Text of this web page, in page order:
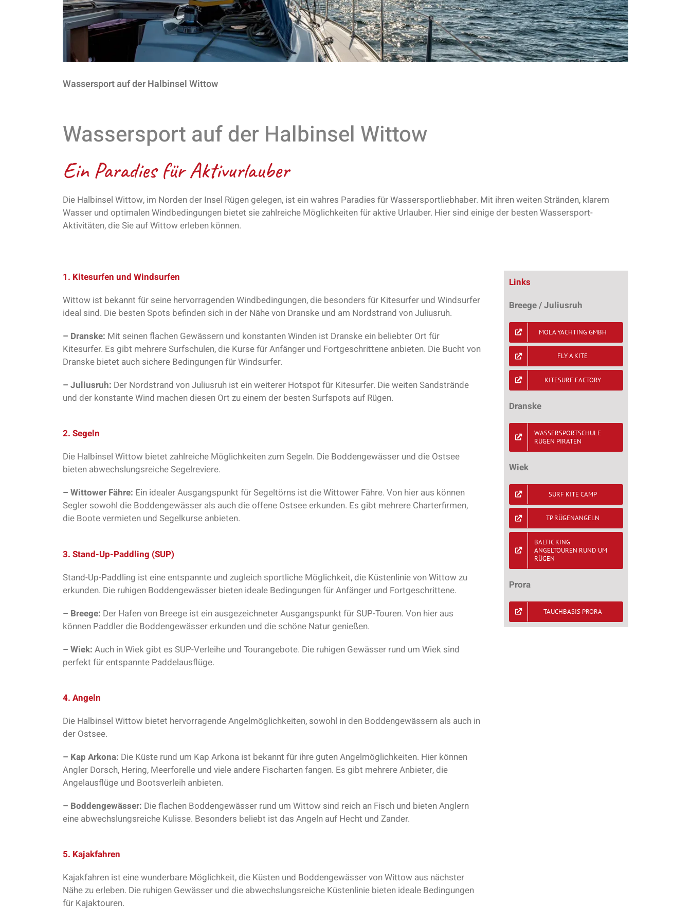
Wassersport auf der Halbinsel Wittow
Wassersport auf der Halbinsel Wittow
Ein Paradies für Aktivurlauber
Die Halbinsel Wittow, im Norden der Insel Rügen gelegen, ist ein wahres Paradies für Wassersportliebhaber. Mit ihren weiten Stränden, klarem
Wasser und optimalen Windbedingungen bietet sie zahlreiche Möglichkeiten für aktive Urlauber. Hier sind einige der besten Wassersport-
Aktivitäten, die Sie auf Wittow erleben können.
1. Kitesurfen und Windsurfen
Wittow ist bekannt für seine hervorragenden Windbedingungen, die besonders für Kitesurfer und Windsurfer
ideal sind. Die besten Spots befinden sich in der Nähe von Dranske und am Nordstrand von Juliusruh.
– Dranske: Mit seinen flachen Gewässern und konstanten Winden ist Dranske ein beliebter Ort für
Kitesurfer. Es gibt mehrere Surfschulen, die Kurse für Anfänger und Fortgeschrittene anbieten. Die Bucht von
Dranske bietet auch sichere Bedingungen für Windsurfer.
– Juliusruh: Der Nordstrand von Juliusruh ist ein weiterer Hotspot für Kitesurfer. Die weiten Sandstrände
und der konstante Wind machen diesen Ort zu einem der besten Surfspots auf Rügen.
2. Segeln
Die Halbinsel Wittow bietet zahlreiche Möglichkeiten zum Segeln. Die Boddengewässer und die Ostsee
bieten abwechslungsreiche Segelreviere.
– Wittower Fähre: Ein idealer Ausgangspunkt für Segeltörns ist die Wittower Fähre. Von hier aus können
Segler sowohl die Boddengewässer als auch die offene Ostsee erkunden. Es gibt mehrere Charterfirmen,
die Boote vermieten und Segelkurse anbieten.
3. Stand-Up-Paddling (SUP)
Stand-Up-Paddling ist eine entspannte und zugleich sportliche Möglichkeit, die Küstenlinie von Wittow zu
erkunden. Die ruhigen Boddengewässer bieten ideale Bedingungen für Anfänger und Fortgeschrittene.
– Breege: Der Hafen von Breege ist ein ausgezeichneter Ausgangspunkt für SUP-Touren. Von hier aus
können Paddler die Boddengewässer erkunden und die schöne Natur genießen.
– Wiek: Auch in Wiek gibt es SUP-Verleihe und Tourangebote. Die ruhigen Gewässer rund um Wiek sind
perfekt für entspannte Paddelausflüge.
4. Angeln
Die Halbinsel Wittow bietet hervorragende Angelmöglichkeiten, sowohl in den Boddengewässern als auch in
der Ostsee.
– Kap Arkona: Die Küste rund um Kap Arkona ist bekannt für ihre guten Angelmöglichkeiten. Hier können
Angler Dorsch, Hering, Meerforelle und viele andere Fischarten fangen. Es gibt mehrere Anbieter, die
Angelausflüge und Bootsverleih anbieten.
– Boddengewässer: Die flachen Boddengewässer rund um Wittow sind reich an Fisch und bieten Anglern
eine abwechslungsreiche Kulisse. Besonders beliebt ist das Angeln auf Hecht und Zander.
5. Kajakfahren
Kajakfahren ist eine wunderbare Möglichkeit, die Küsten und Boddengewässer von Wittow aus nächster
Nähe zu erleben. Die ruhigen Gewässer und die abwechslungsreiche Küstenlinie bieten ideale Bedingungen
für Kajaktouren.
Links
Breege / Juliusruh
MOLA YACHTING GMBH
FLY A KITE
KITESURF FACTORY
Dranske
WASSERSPORTSCHULE
RÜGEN PIRATEN
Wiek
SURF KITE CAMP
TP RÜGENANGELN
BALTIC KING
ANGELTOUREN RUND UM
RÜGEN
Prora
TAUCHBASIS PRORA